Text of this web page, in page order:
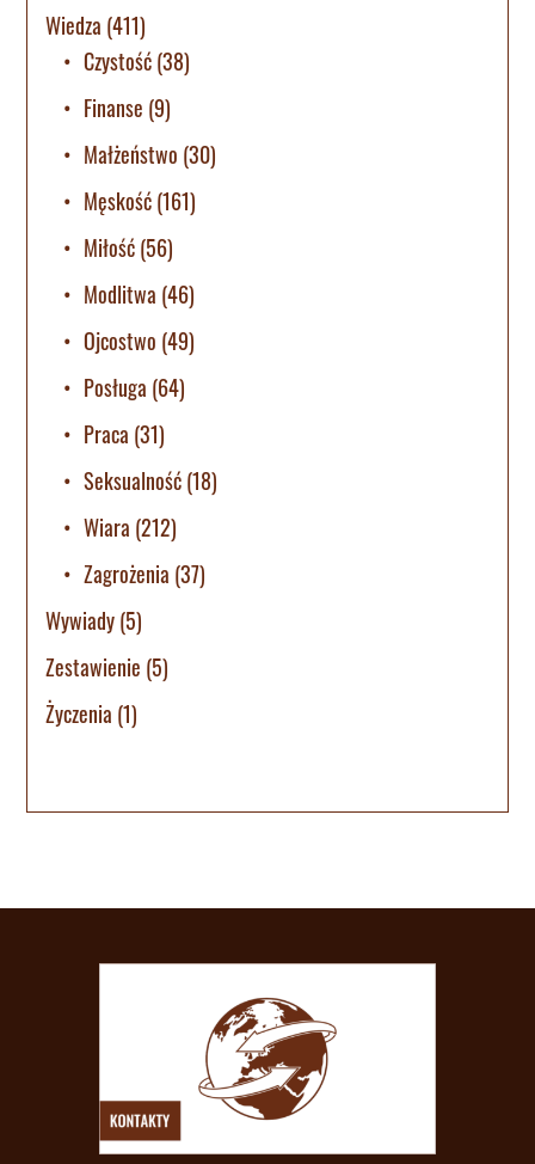
Wiedza (411)
Czystość(38)
Finanse (9)
Małżeństwo (30)
Męskość(161)
Miłość(56)
Modlitwa (46)
Ojcostwo (49)
Posługa (64)
Praca (31)
Seksualność(18)
Wiara (212)
Zagrożenia (37)
Wywiady(5)
Zestawienie (5)
Życzenia (1)